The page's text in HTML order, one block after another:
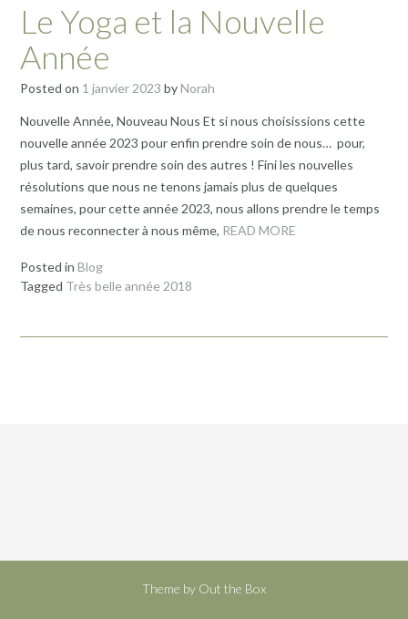
Le Yoga et la Nouvelle
Année
Posted on 1 janvier 2023 byNorah
Nouvelle Année, Nouveau Nous Et si nous choisissions cette
nouvelle année 2023 pour enfin prendre soin de nous… pour,
plus tard, savoir prendre soin des autres ! Fini les nouvelles
résolutions que nous ne tenons jamais plus de quelques
semaines, pour cette année 2023, nous allons prendre le temps
de nous reconnecter à nous même, READ MORE
Posted in Blog
Tagged Très belle année 2018
Theme by Out the Box